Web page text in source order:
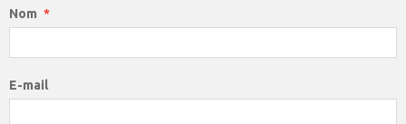
Nom
E-mail